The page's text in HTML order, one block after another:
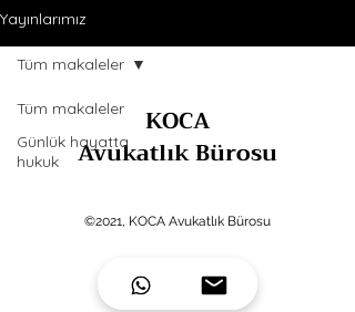
Yayınlarımız
Tüm makaleler
Günlük hayatta
hukuk
Tüm makaleler
KOCA
Avukatlık Bürosu
©2021, KOCA Avukatlık Bürosu